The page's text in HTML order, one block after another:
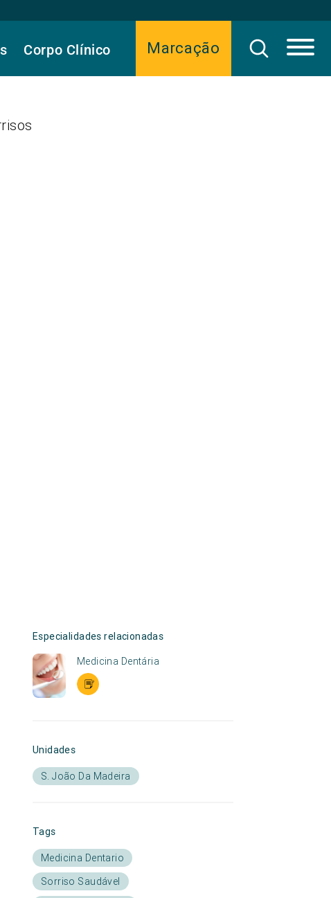
Marcação
Corpo Clínico
Especialidades relacionadas
Medicina Dentária
Unidades
S. João Da Madeira
Tags
Medicina Dentario
Sorriso Saudável